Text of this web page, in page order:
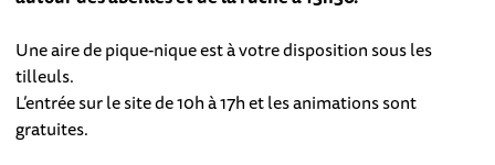
Une aire de pique-nique est à votre disposition sous les
tilleuls.
L’entrée sur le site de 10h à 17h et les animations sont
gratuites.